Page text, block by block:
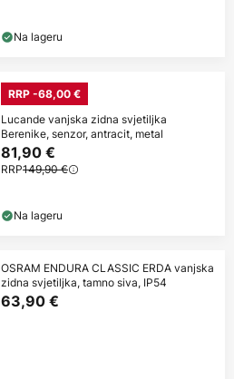
Na lageru
RRP -68,00 €
Lucande vanjska zidna svjetiljka
Berenike, senzor, antracit, metal
81,90 €
RRP149,90 €
Na lageru
OSRAM ENDURA CLASSIC ERDA vanjska
zidna svjetiljka, tamno siva, IP54
63,90 €